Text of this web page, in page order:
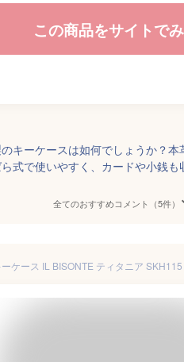
この商品をサイトで
キーケースは如何でしょうか？
式で使いやすく、カードや小銭も
全てのおすすめコメント（5件）